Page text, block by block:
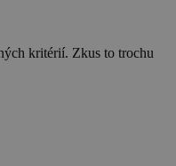
kritérií. Zkus to trochu